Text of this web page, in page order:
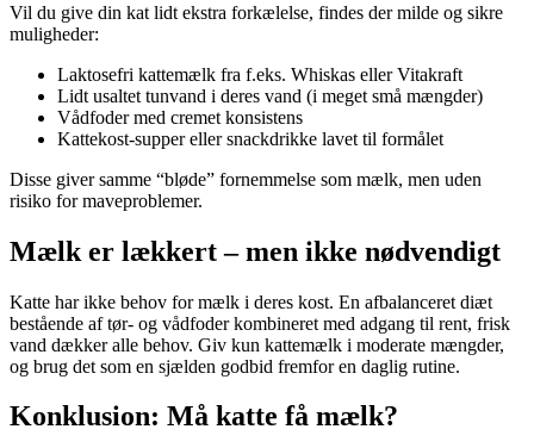
Vil du give din kat lidt ekstra forkælelse, findes der milde og sikre
muligheder:
Laktosefri kattemælk fra f.eks. Whiskas eller Vitakraft
Lidt usaltet tunvand i deres vand (i meget små mængder)
Vådfoder med cremet konsistens
Kattekost-supper eller snackdrikke lavet til formålet
Disse giver samme “bløde” fornemmelse som mælk, men uden
risiko for maveproblemer.
Mælk er lækkert – men ikke nødvendigt
Katte har ikke behov for mælk i deres kost. En afbalanceret diæt
bestående af tør- og vådfoder kombineret med adgang til rent, frisk
vand dækker alle behov. Giv kun kattemælk i moderate mængder,
og brug det som en sjælden godbid fremfor en daglig rutine.
Konklusion: Må katte få mælk?